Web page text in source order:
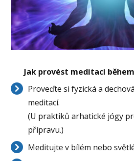
Jak provést meditaci
Proveďte si fyzická a
meditací.
(U praktiků arhatické jógy
přípravu.)
Meditujte v bílém nebo